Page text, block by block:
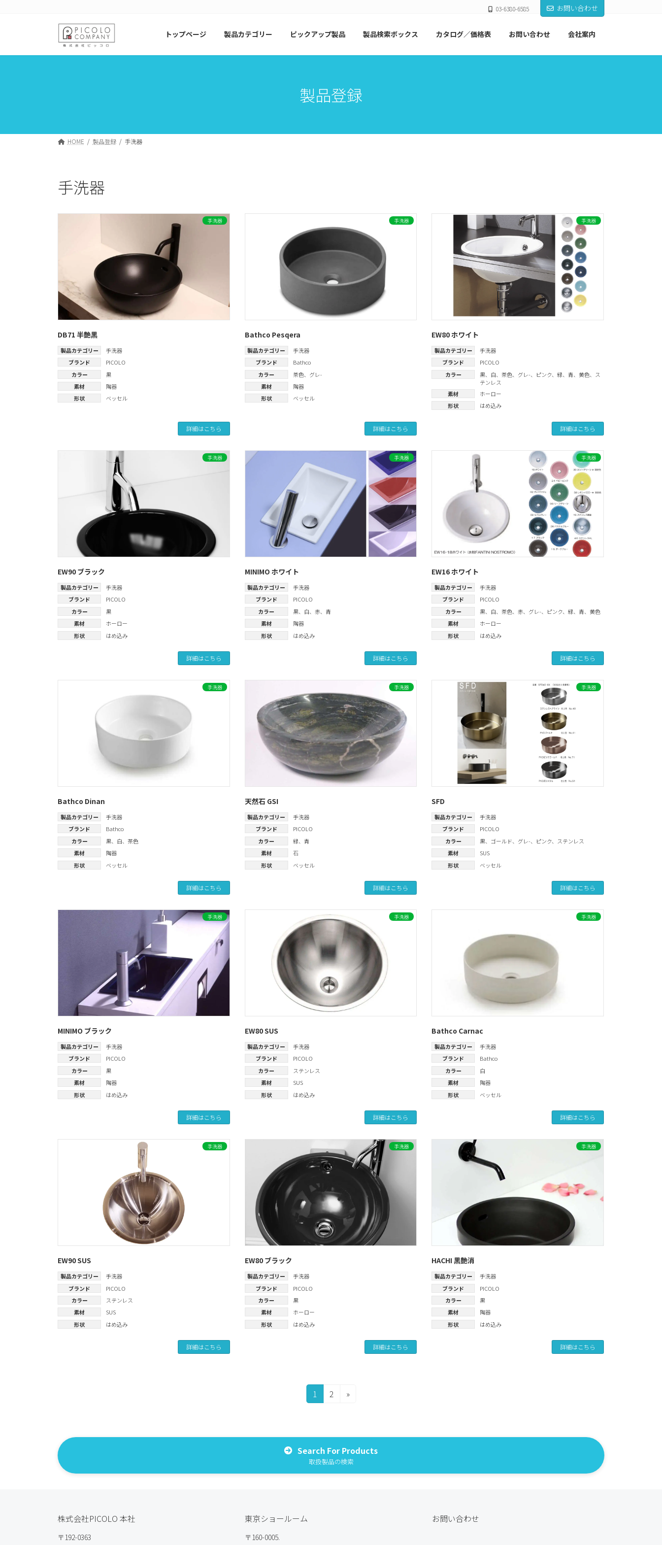
ツ
シ
03-6380-6585 お問い合わせ
トップページ 製品カテゴリー ピックアップ製品 製品検索ボックス カタログ／価格表 お問い合わせ 会社案内
製品登録
HOME 製品登録 手洗器
手洗器
手洗器
DB71 半艶黒
製品カテゴリー
手洗器
ブランド
PICOLO
カラー
黒
素材
陶器
形状
ベッセル
詳細はこちら
手洗器
Bathco Pesqera
製品カテゴリー
手洗器
ブランド
Bathco
カラー
茶色、 グレ-
素材
陶器
形状
ベッセル
詳細はこちら
手洗器
EW80 ホワイト
製品カテゴリー
手洗器
ブランド
PICOLO
カラー
黒、 白、茶色、 グレ-、 ピンク、緑、青、黄色、
ス
テンレス
素材
ホーロー
形状
はめ込み
詳細はこちら
手洗器
EW90 ブラック
製品カテゴリー
手洗器
ブランド
PICOLO
カラー
黒
素材
ホーロー
形状
はめ込み
詳細はこちら
手洗器
MINIMO ホワイト
製品カテゴリー
手洗器
ブランド
PICOLO
カラー
黒、 白、 赤、 青
素材
陶器
形状
はめ込み
詳細はこちら
手洗器
EW16 ホワイト
製品カテゴリー
手洗器
ブランド
PICOLO
カラー
黒、 白、茶色、赤、 グレ-、 ピンク、緑、青、黄色
素材
ホーロー
形状
はめ込み
詳細はこちら
手洗器
Bathco Dinan
製品カテゴリー
手洗器
ブランド
Bathco
カラー
黒、 白、 茶色
素材
陶器
形状
ベッセル
詳細はこちら
手洗器
天然石 GSI
製品カテゴリー
手洗器
ブランド
PICOLO
カラー
緑、 青
素材
石
形状
ベッセル
詳細はこちら
手洗器
SFD
製品カテゴリー
手洗器
ブランド
PICOLO
カラー
黒、 ゴールド、 グレ-、 ピンク、
ステンレス
素材
SUS
形状
ベッセル
詳細はこちら
手洗器
MINIMO ブラック
製品カテゴリー
手洗器
ブランド
PICOLO
カラー
黒
素材
陶器
形状
はめ込み
詳細はこちら
手洗器
EW80 SUS
製品カテゴリー
手洗器
ブランド
PICOLO
カラー
ステンレス
素材
SUS
形状
はめ込み
詳細はこちら
手洗器
Bathco Carnac
製品カテゴリー
手洗器
ブランド
Bathco
カラー
白
素材
陶器
形状
ベッセル
詳細はこちら
手洗器
EW90 SUS
製品カテゴリー
手洗器
ブランド
PICOLO
カラー
ステンレス
素材
SUS
形状
はめ込み
詳細はこちら
手洗器
EW80 ブラック
製品カテゴリー
手洗器
ブランド
PICOLO
カラー
黒
素材
ホーロー
形状
はめ込み
詳細はこちら
手洗器
HACHI 黒艶消
製品カテゴリー
手洗器
ブランド
PICOLO
カラー
黒
素材
陶器
形状
はめ込み
詳細はこちら
ペ
ー
り
固
定
ジ
1
固
ジ
2 »
Search For Products
取扱製品の検索
株式会社PICOLO 本社
〒192-0363
東京ショールーム
〒160-0005.
お問い合わせ